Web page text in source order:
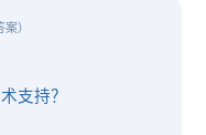
）
支持？